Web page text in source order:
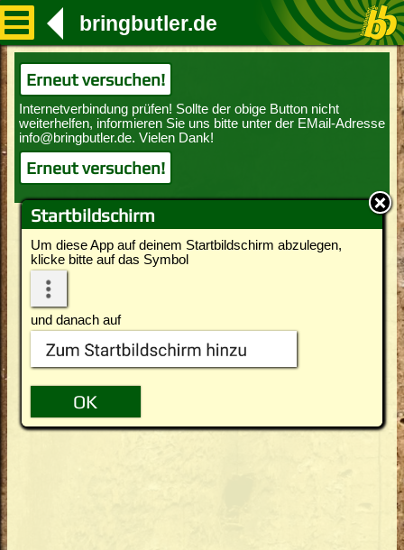
Startbildschirm
Um diese App auf deinem Startbildschirm abzulegen,
klicke bitte auf das Symbol
und danach auf
bringbutler.de
Erneut versuchen!
Erneut versuchen!